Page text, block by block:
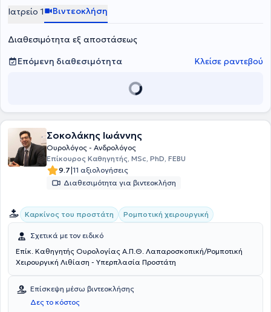
Ιατρείο 1 Βιντεοκλήση
Διαθεσιμότητα εξ αποστάσεως
Επόμενη διαθεσιμότητα
Κλείσε ραντεβού
Σοκολάκης Ιωάννης
Ουρολόγος - Ανδρολόγος
Επίκουρος Καθηγητής, MSc, PhD, FEBU
9.7|11 αξιολογήσεις
Διαθεσιμότητα για βιντεοκλήση
Καρκίνος του προστάτη Ρομποτική χειρουργική
Σχετικά με τον ειδικό
Επίκ. Καθηγητής Ουρολογίας Α.Π.Θ. Λαπαροσκοπική/Ρομποτική
Χειρουργική Λιθίαση - Υπερπλασία Προστάτη
Επίσκεψη μέσω βιντεοκλήσης
Δες το κόστος